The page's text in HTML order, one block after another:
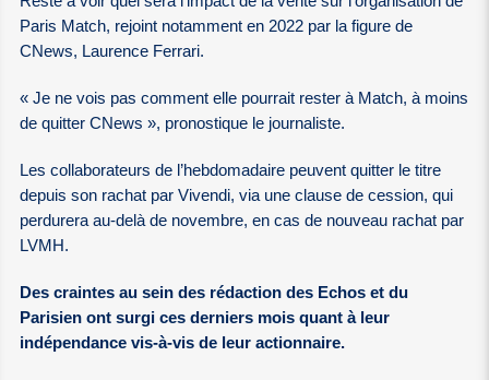
Paris Match, rejoint notamment en 2022 par la figure de
CNews, Laurence Ferrari.
« Je ne vois pas comment elle pourrait rester à Match, à moins
de quitter CNews », pronostique le journaliste.
Les collaborateurs de l’hebdomadaire peuvent quitter le titre
depuis son rachat par Vivendi, via une clause de cession, qui
perdurera au-delà de novembre, en cas de nouveau rachat par
LVMH.
Des craintes au sein des rédaction des Echos et du
Parisien ont surgi ces derniers mois quant à leur
indépendance vis-à-vis de leur actionnaire.